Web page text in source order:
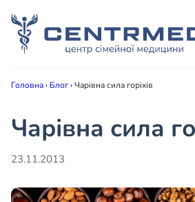
Головна› Блог›Чарівна сила горіхів
Чарівна сила
23.11.2013